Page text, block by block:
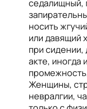
седалищный,
носить
или давящий
при
акте, иногда
Женщины,
невралгии,